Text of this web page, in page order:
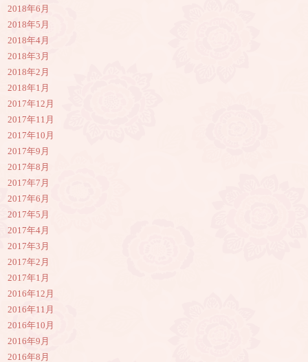
2018年6月
2018年5月
2018年4月
2018年3月
2018年2月
2018年1月
2017年12月
2017年11月
2017年10月
2017年9月
2017年8月
2017年7月
2017年6月
2017年5月
2017年4月
2017年3月
2017年2月
2017年1月
2016年12月
2016年11月
2016年10月
2016年9月
2016年8月